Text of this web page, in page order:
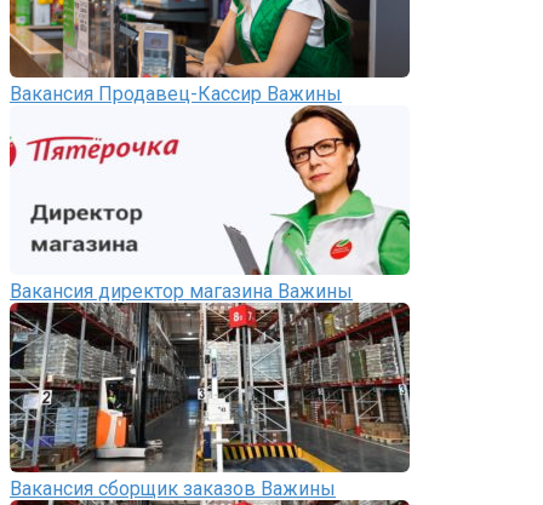
Вакансия Продавец-Кассир Важины
Вакансия директор магазина Важины
Вакансия сборщик заказов Важины